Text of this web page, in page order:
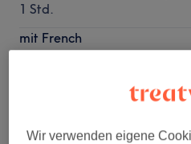
1 Std.
mit French
Wir verwenden eigene